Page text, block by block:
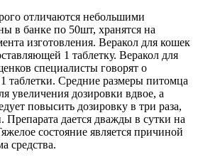
отличаются небольшими
в банке по 50шт, хранятся на
изготовления. Веракол для кошек
1 таблетку. Веракол для
специалисты говорят о
таблетки. Средние размеры питомца
увеличения дозировки вдвое, а
повысить дозировку в три раза,
Препарата дается дважды в сутки на
состояние является причиной
средства.